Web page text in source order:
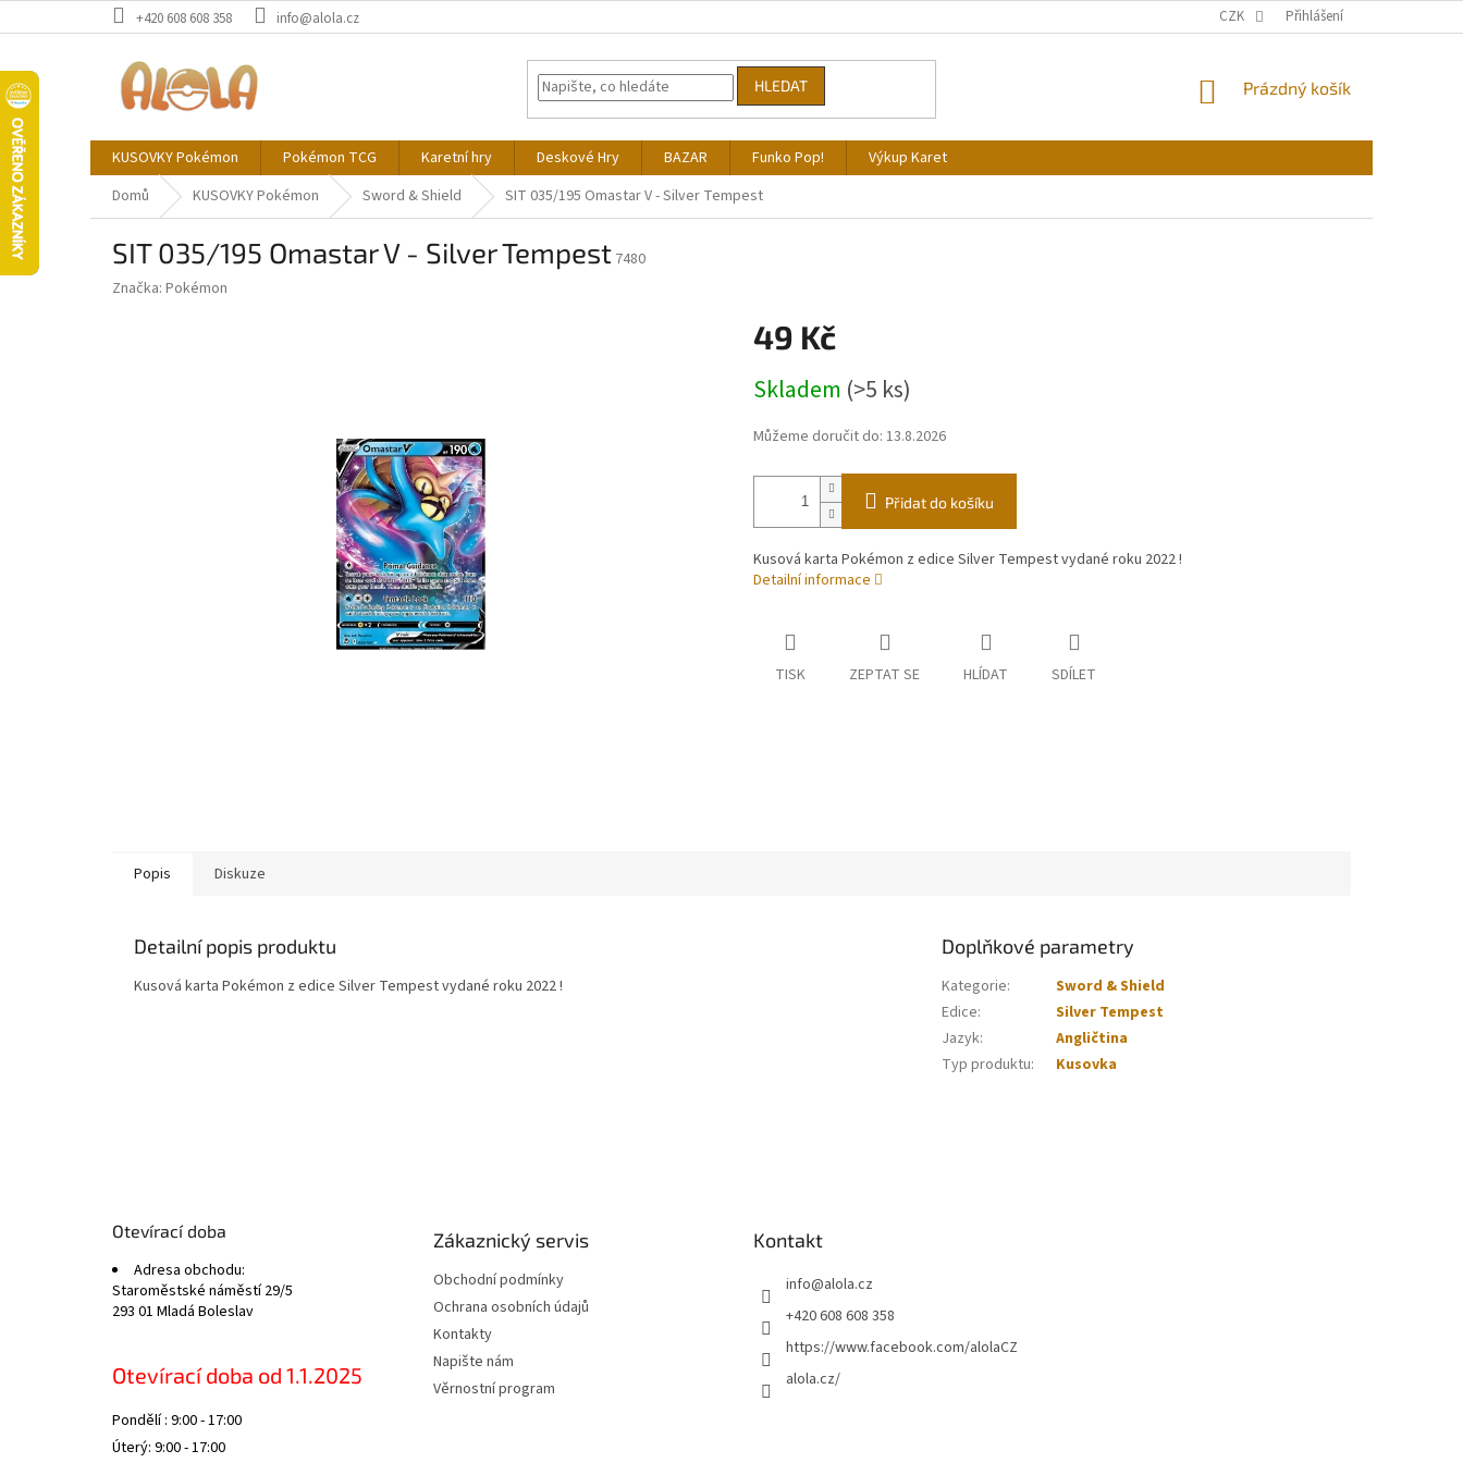
na
+420 608 608 358 info@alola.cz CZK Přihlášení
HLEDAT
NÁKUPNÍ
Prázdný košík
KUSOVKY Pokémon Pokémon TCG Karetní hry Deskové Hry BAZAR Funko Pop!
Výkup Karet
Domů
KUSOVKY Pokémon Sword & Shield SIT 035/195 Omastar V - Silver Tempest
SIT 035/195 Omastar V - Silver Tempest 7480
Značka: Pokémon
49 Kč
cena:
Skladem (>5 ks)
Můžeme doručit do: 13.8.2026
Přidat do košíku
Kusová karta Pokémon z edice Silver Tempest vydané roku 2022 !
Detailní informace
TISK ZEPTAT SE HLÍDAT SDÍLET
Popis Diskuze
Detailní popis produktu
Kusová karta Pokémon z edice Silver Tempest vydané roku 2022 !
Doplňkové parametry
Kategorie:
Sword & Shield
Edice:
Silver Tempest
Jazyk:
Angličtina
Typ produktu: Kusovka
Otevírací doba
Adresa obchodu:
Staroměstské náměstí 29/5
293 01 Mladá Boleslav
Otevírací doba od 1.1.2025
Pondělí : 9:00 - 17:00
Úterý: 9:00 - 17:00
Zákaznický servis
Obchodní podmínky
Ochrana osobních údajů
Kontakty
Napište nám
Věrnostní program
Kontakt
info@alola.cz
+420 608 608 358
https://www.facebook.com/alolaCZ
alola.cz/